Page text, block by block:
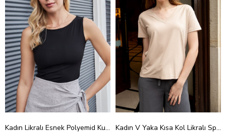
Kadın Likralı Esnek Polyemid Kumaş Kayık Yaka Kolsuz Body Bluz-Siyah
Kadın V Yaka Kısa Kol Likralı Span Kumaş Şık T-shirt Bluz-Bej